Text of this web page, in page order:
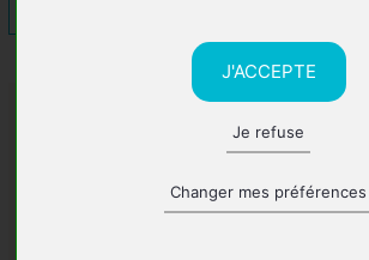
J'ACCEPTE
Je refuse
Changer mes préférences
A lire également